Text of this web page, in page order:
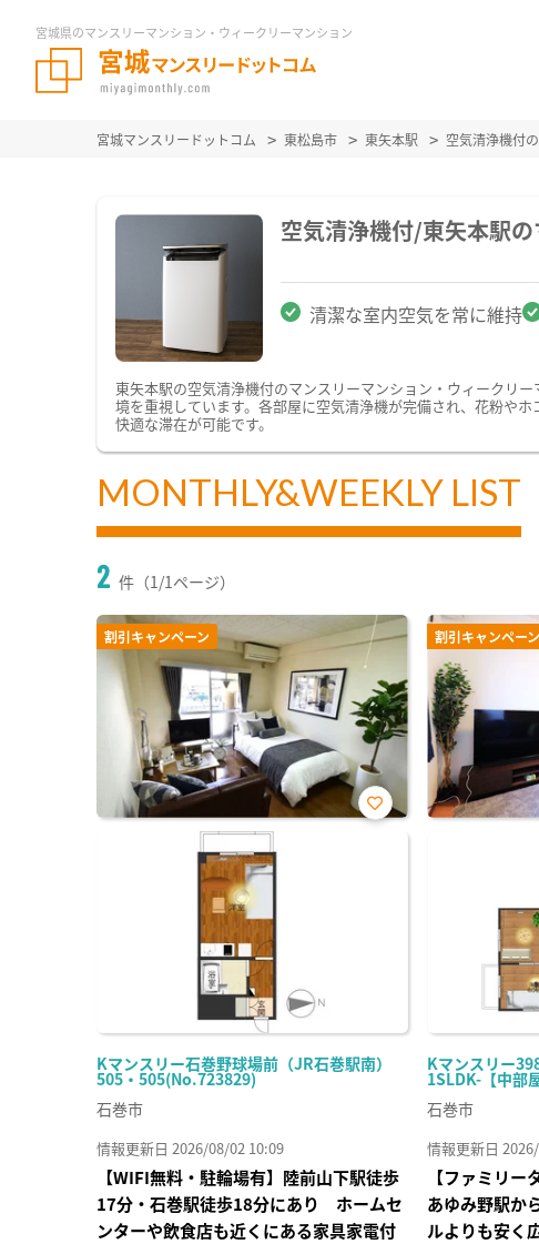
宮城県のマンスリーマンション・ウィークリーマンション
宮城マンスリードットコム 東松島市 東矢本駅 空気清浄機付
空気清浄機付/東矢本駅
清潔な室内空気を常に維持
東矢本駅の空気清浄機付のマンスリーマンション・ウィークリ
境を重視しています。各部屋に空気清浄機が完備され、花粉や
快適な滞在が可能です。
MONTHLY&WEEKLY LIST
2 件（1/1ページ）
割引キャンペーン
Kマンスリー石巻野球場前（JR石巻駅南）
505・505(No.723829)
お気
石巻市
情報更新日 2026/08/02 10:09
【WIFI無料・駐輪場有】陸前山下駅徒歩
17分・石巻駅徒歩18分にあり ホームセ
ンターや飲食店も近くにある家具家電付
割引キャンペーン
Kマンスリー
1SLDK-【中部
石巻市
情報更新日
【ファミリ
あゆみ野駅か
ルよりも安く